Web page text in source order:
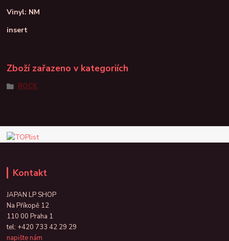
Vinyl: NM
insert
Zboží zařazeno v kategoriích
ROCK
Kontakt
JAPAN LP SHOP
Na Příkopě 12
110 00 Praha 1
tel: +420 733 42 29 29
napište nám